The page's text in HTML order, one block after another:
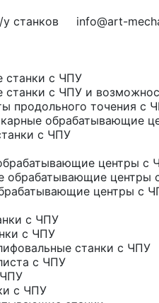
станков info@art-
станки с ЧПУ
станки с ЧПУ и
продольного точения с
обрабатывающие
с ЧПУ
центры с
обрабатывающие центры
центры с
с ЧПУ
с ЧПУ
станки с ЧПУ
с ЧПУ
с ЧПУ